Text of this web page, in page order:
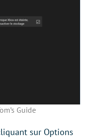
Guide
sur Options